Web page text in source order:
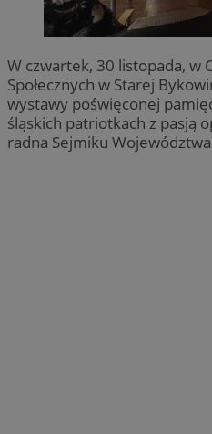
W czwartek, 30 listopada, w
Społecznych w Starej
wystawy poświęconej
śląskich patriotkach z pasją
radna Sejmiku